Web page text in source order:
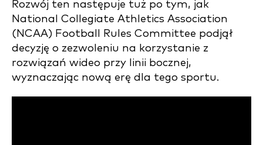
Rozwój ten następuje tuż po tym, jak
National Collegiate Athletics Association
(NCAA) Football Rules Committee podjął
decyzję o zezwoleniu na korzystanie z
rozwiązań wideo przy linii bocznej,
wyznaczając nową erę dla tego sportu.